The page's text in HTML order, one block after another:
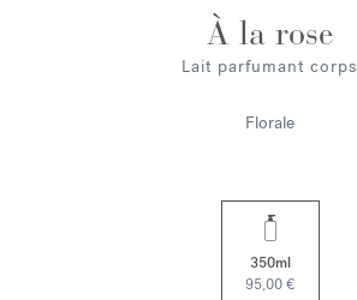
À la rose
Lait parfumant corps
Florale
350ml
95,00 €